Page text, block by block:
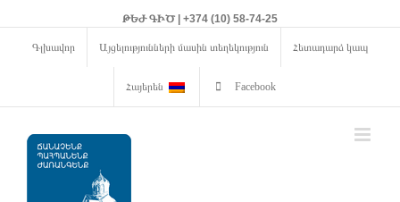
ԹԵԺ ԳԻԾ | +374 (10) 58-74-25
Գլխավոր Այցելությունների մասին տեղեկություն Հետադարձ կապ
Հայերեն Facebook